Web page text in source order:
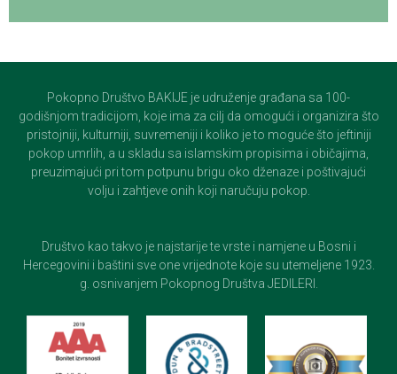
Pokopno Društvo BAKIJE je udruženje građana sa 100-
godišnjom tradicijom, koje ima za cilj da omogući i organizira što
pristojniji, kulturniji, suvremeniji i koliko je to moguće što jeftiniji
pokop umrlih, a u skladu sa islamskim propisima i običajima,
preuzimajući pri tom potpunu brigu oko dženaze i poštivajući
volju i zahtjeve onih koji naručuju pokop.
Društvo kao takvo je najstarije te vrste i namjene u Bosni i
Hercegovini i baštini sve one vrijednote koje su utemeljene 1923.
g. osnivanjem Pokopnog Društva JEDILERI.